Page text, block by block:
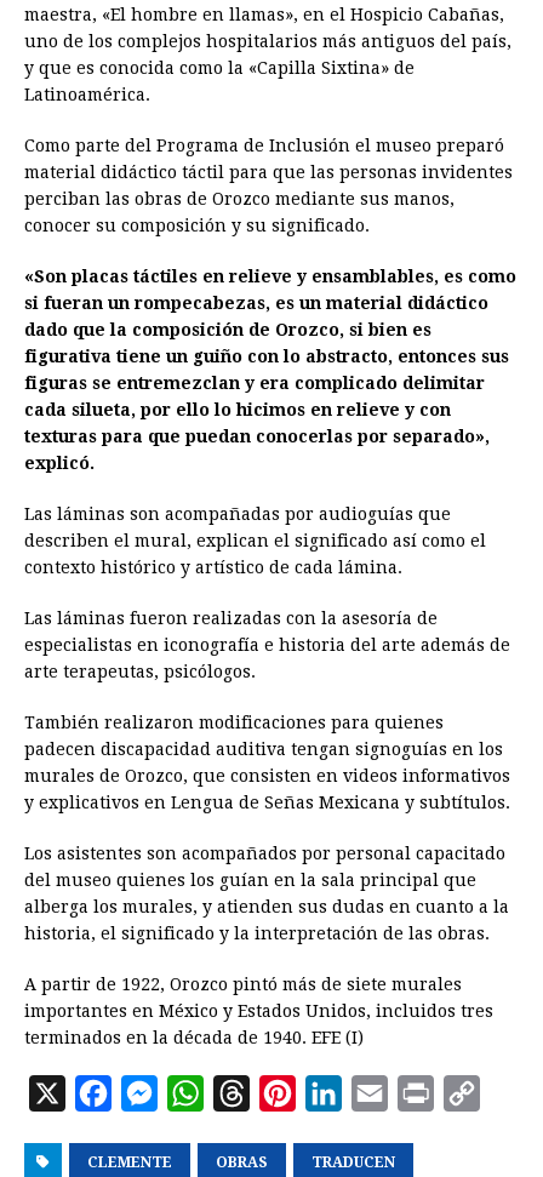
maestra, «El hombre en llamas», en el Hospicio Cabañas,
uno de los complejos hospitalarios más antiguos del país,
y que es conocida como la «Capilla Sixtina» de
Latinoamérica.
Como parte del Programa de Inclusión el museo preparó
material didáctico táctil para que las personas invidentes
perciban las obras de Orozco mediante sus manos,
conocer su composición y su significado.
«Son placas táctiles en relieve y ensamblables, es como
si fueran un rompecabezas, es un material didáctico
dado que la composición de Orozco, si bien es
figurativa tiene un guiño con lo abstracto, entonces sus
figuras se entremezclan y era complicado delimitar
cada silueta, por ello lo hicimos en relieve y con
texturas para que puedan conocerlas por separado»,
explicó.
Las láminas son acompañadas por audioguías que
describen el mural, explican el significado así como el
contexto histórico y artístico de cada lámina.
Las láminas fueron realizadas con la asesoría de
especialistas en iconografía e historia del arte además de
arte terapeutas, psicólogos.
También realizaron modificaciones para quienes
padecen discapacidad auditiva tengan signoguías en los
murales de Orozco, que consisten en videos informativos
y explicativos en Lengua de Señas Mexicana y subtítulos.
Los asistentes son acompañados por personal capacitado
del museo quienes los guían en la sala principal que
alberga los murales, y atienden sus dudas en cuanto a la
historia, el significado y la interpretación de las obras.
A partir de 1922, Orozco pintó más de siete murales
importantes en México y Estados Unidos, incluidos tres
terminados en la década de 1940. EFE (I)
X
c
M
s
W
r
n
a
CLEMENTE OBRAS TRADUCEN